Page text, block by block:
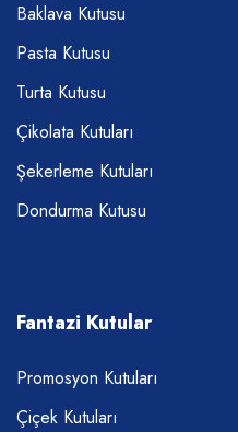
Baklava Kutusu
Pasta Kutusu
Turta Kutusu
Çikolata Kutuları
Şekerleme Kutuları
Dondurma Kutusu
Fantazi Kutular
Promosyon Kutuları
Çiçek Kutuları